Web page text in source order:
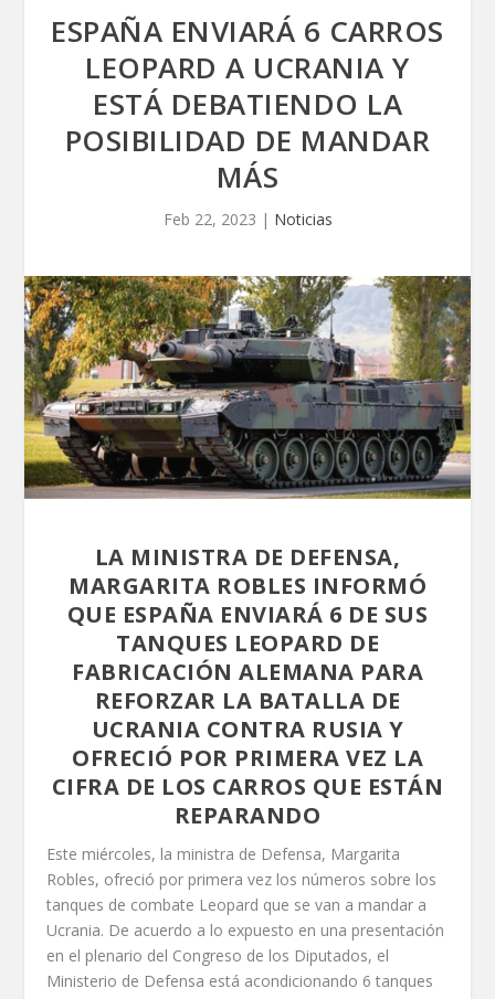
ESPAÑA ENVIARÁ 6 CARROS
LEOPARD A UCRANIA Y
ESTÁ DEBATIENDO LA
POSIBILIDAD DE MANDAR
MÁS
Feb 22, 2023 | Noticias
LA MINISTRA DE DEFENSA,
MARGARITA ROBLES INFORMÓ
QUE ESPAÑA ENVIARÁ 6 DE SUS
TANQUES LEOPARD DE
FABRICACIÓN ALEMANA PARA
REFORZAR LA BATALLA DE
UCRANIA CONTRA RUSIA Y
OFRECIÓ POR PRIMERA VEZ LA
CIFRA DE LOS CARROS QUE ESTÁN
REPARANDO
Este miércoles, la ministra de Defensa, Margarita
Robles, ofreció por primera vez los números sobre los
tanques de combate Leopard que se van a mandar a
Ucrania. De acuerdo a lo expuesto en una presentación
en el plenario del Congreso de los Diputados, el
Ministerio de Defensa está acondicionando 6 tanques